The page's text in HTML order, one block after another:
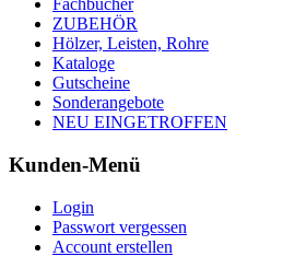
Fachbücher
ZUBEHÖR
Hölzer, Leisten, Rohre
Kataloge
Gutscheine
Sonderangebote
NEU EINGETROFFEN
Kunden-Menü
Login
Passwort vergessen
Account erstellen